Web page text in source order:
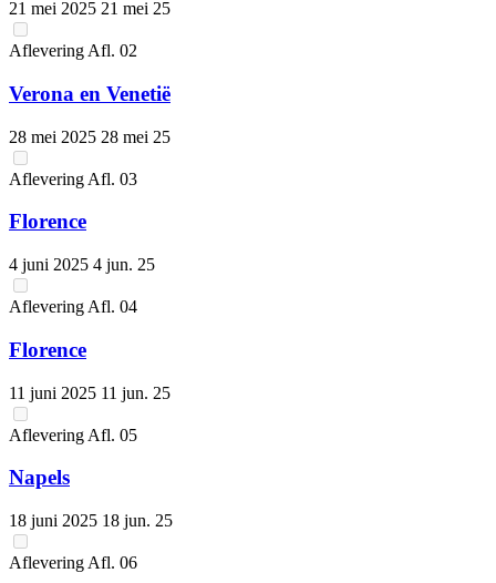
21 mei 2025 21 mei 25
Aflevering Afl. 02
Verona en Venetië
28 mei 2025 28 mei 25
Aflevering Afl. 03
Florence
4 juni 2025 4 jun. 25
Aflevering Afl. 04
Florence
11 juni 2025 11 jun. 25
Aflevering Afl. 05
Napels
18 juni 2025 18 jun. 25
Aflevering Afl. 06